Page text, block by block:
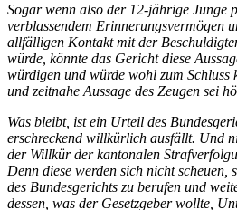
Sogar wenn also der 12-jährige Junge
verblassendem Erinnerungsvermögen
allfälligen Kontakt mit der
würde, könnte das Gericht diese
würdigen und würde wohl zum
und zeitnahe Aussage des Zeugen sei
Was bleibt, ist ein Urteil des
erschreckend willkürlich ausfällt. Und
der Willkür der kantonalen
Denn diese werden sich nicht scheuen,
des Bundesgerichts zu berufen und
dessen, was der Gesetzgeber wollte,